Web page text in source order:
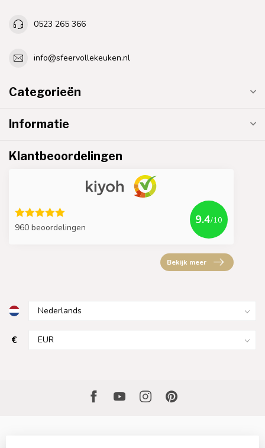
0523 265 366
info@sfeervollekeuken.nl
Categorieën
Informatie
Klantbeoordelingen
960 beoordelingen
9.4/10
Bekijk meer
€